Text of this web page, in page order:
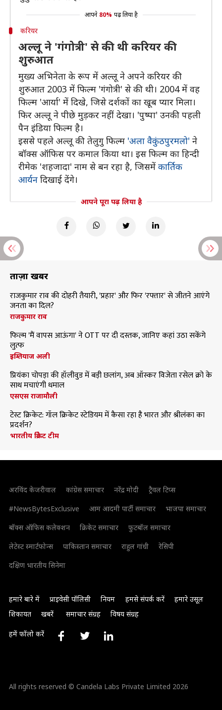
आपने 80% पढ़ लिया है
करियर
अल्लू ने 'गंगोत्री' से की थी करियर की
शुरुआत
मुख्य अभिनेता के रूप में अल्लू ने अपने करियर की
शुरुआत 2003 में फिल्म 'गंगोत्री' से की थी। 2004 में वह
फिल्म 'आर्या' में दिखे, जिसे दर्शकों का खूब प्यार मिला।
फिर अल्लू ने पीछे मुड़कर नहीं देखा। 'पुष्पा' उनकी पहली
पैन इंडिया फिल्म है।
इससे पहले अल्लू की तेलुगु फिल्म 'अला वैकुंठपुरमलो' ने
बॉक्स ऑफिस पर कमाल किया था। इस फिल्म का हिन्दी
रीमेक 'शहजादा' नाम से बन रहा है, जिसमें कार्तिक
आर्यन दिखाई देंगे।
आपने पूरा पढ़ लिया है
ताज़ा खबरें
राजकुमार राव की दोहरी तैयारी, 'प्रहार' और फिर 'रफ्तार' से जीतने आएंगे
जनता का दिल?
राजकुमार राव
फिल्म 'मैं वापस आऊंगा' ने OTT पर दी दस्तक, जानिए कहां उठा सकेंगे
लुत्फ
इम्तियाज अली
प्रियंका चोपड़ा की हॉलीवुड में बड़ी छलांग, अब ऑस्कर विजेता रसेल क्रो के
साथ मचाएंगी धमाल
एसएस राजामौली
टेस्ट क्रिकेट: गॉल क्रिकेट स्टेडियम में कैसा रहा है भारत और श्रीलंका का
प्रदर्शन?
भारतीय क्रिकेट टीम
अरविंद केजरीवाल कांग्रेस समाचार नरेंद्र मोदी
ट्रैवल टिप्स
#NewsBytesExclusive
आम आदमी पार्टी समाचार
भाजपा समाचार
बॉक्स ऑफिस कलेक्शन
क्रिकेट समाचार
फुटबॉल समाचार
लेटेस्ट स्मार्टफोन्स
पाकिस्तान समाचार राहुल गांधी
रेसिपी
दक्षिण भारतीय सिनेमा
हमारे बारे में प्राइवेसी पॉलिसी नियम हमसे संपर्क करें
हमारे उसूल
शिकायत
खबरें समाचार संग्रह विषय संग्रह
हमें फॉलो करें
All rights reserved © Candela Labs Private Limited 2026